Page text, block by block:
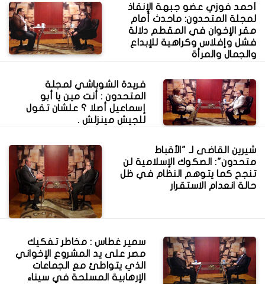
أحمد فوزي عضو جبهة الإنقاذ
لمجلة المتحدون: ماحدث أمام
مقر الإخوان في المقطم دلالة
فشل وإفلاس وكراهية للإبداع
والجمال والمرأة
فريدة الشوباشي لمجلة
المتحدون : أنت مين يا أبو
إسماعيل أصلا ؟ علشان تقول
للجيش مينزلش .
شيرين القاضى لـ "الأقباط
متحدون": الصكوك الإسلامية لن
تنجح كما يتوهم النظام في ظل
حالة انعدام الاستقرار
سمير غطاس : مخاطر تفكيك
مصر على يد المشروع الإخواني
الذي يتواطئ مع الجماعات
الإرهابية المسلحة في سيناء